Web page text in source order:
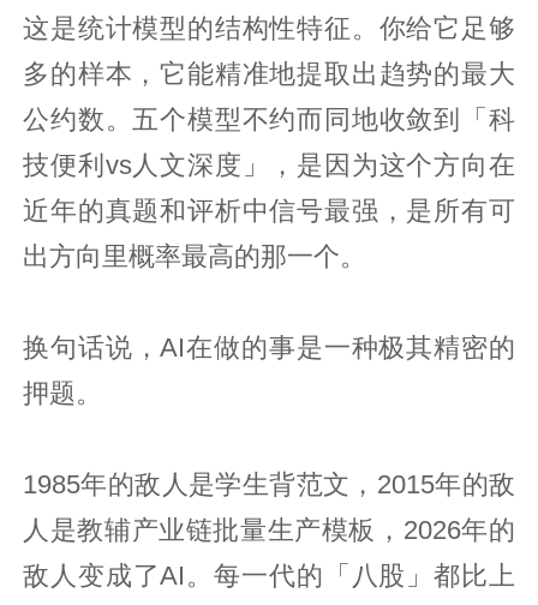
这是统计模型的结构性特征。你给它足够
多的样本，它能精准地提取出趋势的最大
公约数。五个模型不约而同地收敛到「科
技便利vs人文深度」，是因为这个方向在
近年的真题和评析中信号最强，是所有可
出方向里概率最高的那一个。
换句话说，AI在做的事是一种极其精密的
押题。
1985年的敌人是学生背范文，2015年的敌
人是教辅产业链批量生产模板，2026年的
敌人变成了AI。每一代的「八股」都比上